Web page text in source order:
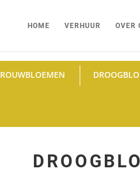
HOME VERHUUR OVER
ROUWBLOEMEN